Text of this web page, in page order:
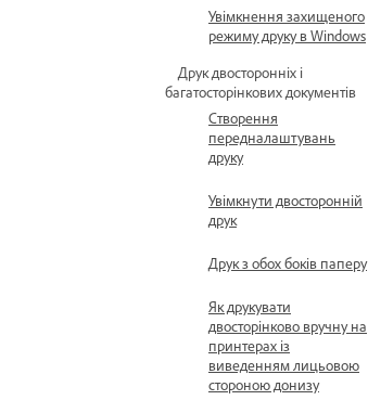
Увімкнення захищеного
режиму друку в Windows
Друк двосторонніх і
багатосторінкових документів
Створення
передналаштувань
друку
Увімкнути двосторонній
друк
Друк з обох боків паперу
Як друкувати
двосторінково вручну на
принтерах із
виведенням лицьовою
стороною донизу